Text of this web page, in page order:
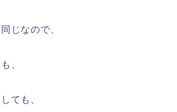
じなので、
、
ても、